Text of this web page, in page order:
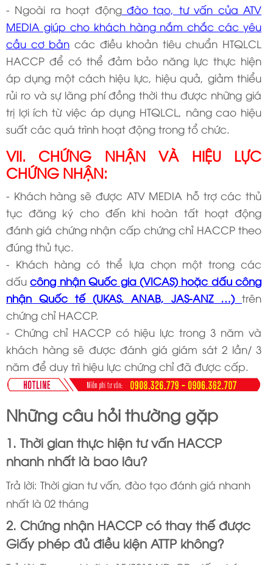
- Ngoài ra hoạt độngđào tạo, tư vấn của ATV
MEDIA giúp cho khách hàng nắm chắc các yêu
cầu cơ bản các điều khoản tiêu chuẩn HTQLCL
HACCP để có thể đảm bảo năng lực thực hiện
áp dụng một cách hiệu lực, hiệu quả, giảm thiểu
rủi ro và sự lãng phí đồng thời thu được những giá
trị lợi ích từ việc áp dụng HTQLCL, nâng cao hiệu
suất các quá trình hoạt động trong tổ chức.
VII. CHỨNG NHẬN VÀ HIỆU LỰC
CHỨNG NHẬN:
- Khách hàng sẽ được ATV MEDIA hỗ trợ các thủ
tục đăng ký cho đến khi hoàn tất hoạt động
đánh giá chứng nhận cấp chứng chỉ HACCP theo
đúng thủ tục.
- Khách hàng có thể lựa chọn một trong các
dấucông nhận Quốc gia (VICAS) hoặc dấu công
nhận Quốc tế (UKAS, ANAB, JAS-ANZ …)trên
chứng chỉ HACCP.
- Chứng chỉ HACCP có hiệu lực trong 3 năm và
khách hàng sẽ được đánh giá giám sát 2 lần/ 3
năm để duy trì hiệu lực chứng chỉ đã được cấp.
Những câu hỏi thường gặp
1. Thời gian thực hiện tư vấn HACCP
nhanh nhất là bao lâu?
Trả lời: Thời gian tư vấn, đào tạo đánh giá nhanh
nhất là 02 tháng
2. Chứng nhận HACCP có thay thế được
Giấy phép đủ điều kiện ATTP không?